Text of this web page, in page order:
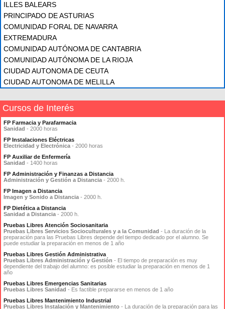
ILLES BALEARS
PRINCIPADO DE ASTURIAS
COMUNIDAD FORAL DE NAVARRA
EXTREMADURA
COMUNIDAD AUTÓNOMA DE CANTABRIA
COMUNIDAD AUTÓNOMA DE LA RIOJA
CIUDAD AUTONOMA DE CEUTA
CIUDAD AUTONOMA DE MELILLA
Cursos de Interés
FP Farmacia y Parafarmacia
Sanidad - 2000 horas
FP Instalaciones Eléctricas
Electricidad y Electrónica - 2000 horas
FP Auxiliar de Enfermería
Sanidad - 1400 horas
FP Administración y Finanzas a Distancia
Administración y Gestión a Distancia - 2000 h.
FP Imagen a Distancia
Imagen y Sonido a Distancia - 2000 h.
FP Dietética a Distancia
Sanidad a Distancia - 2000 h.
Pruebas Libres Atención Sociosanitaria
Pruebas Libres Servicios Socioculturales y a la Comunidad - La duración de la
preparación para las Pruebas Libres depende del tiempo dedicado por el alumno. Se
puede estudiar la preparación en menos de 1 año
Pruebas Libres Gestión Administrativa
Pruebas Libres Administración y Gestión - El tiempo de preparación es muy
dependiente del trabajo del alumno: es posible estudiar la preparación en menos de 1
año
Pruebas Libres Emergencias Sanitarias
Pruebas Libres Sanidad - Es factible prepararse en menos de 1 año
Pruebas Libres Mantenimiento Industrial
Pruebas Libres Instalación y Mantenimiento - La duración de la preparación para las